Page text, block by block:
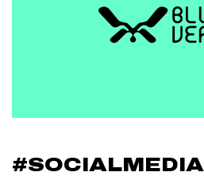
#SOCIALMEDIA